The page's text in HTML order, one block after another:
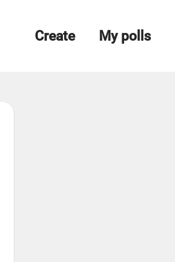
Create My polls